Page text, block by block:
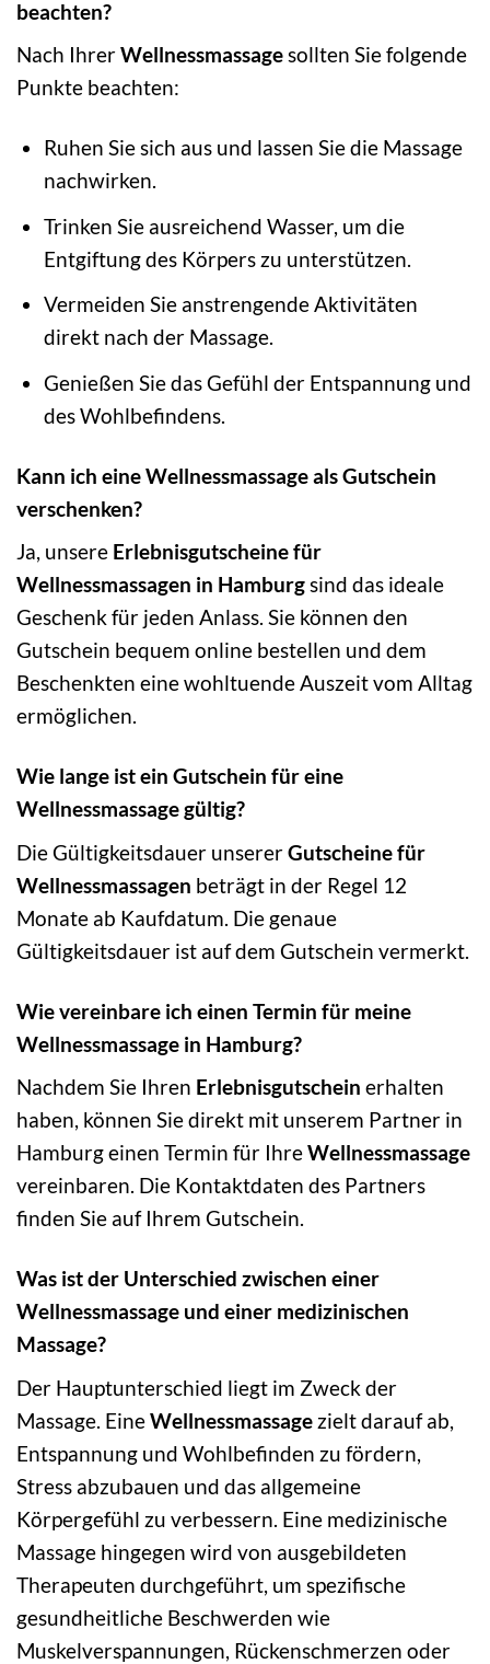
beachten?
Nach IhrerWellnessmassagesollten Sie folgende
Punkte beachten:
Ruhen Sie sich aus und lassen Sie die Massage
nachwirken.
Trinken Sie ausreichend Wasser, um die
Entgiftung des Körpers zu unterstützen.
Vermeiden Sie anstrengende Aktivitäten
direkt nach der Massage.
Genießen Sie das Gefühl der Entspannung und
des Wohlbefindens.
Kann ich eine Wellnessmassage als Gutschein
verschenken?
Ja, unsere Erlebnisgutscheine für
Wellnessmassagen in Hamburgsind das ideale
Geschenk für jeden Anlass. Sie können den
Gutschein bequem online bestellen und dem
Beschenkten eine wohltuende Auszeit vom Alltag
ermöglichen.
Wie lange ist ein Gutschein für eine
Wellnessmassage gültig?
Die Gültigkeitsdauer unsererGutscheine für
Wellnessmassagen beträgt in der Regel 12
Monate ab Kaufdatum. Die genaue
Gültigkeitsdauer ist auf dem Gutschein vermerkt.
Wie vereinbare ich einen Termin für meine
Wellnessmassage in Hamburg?
Nachdem Sie Ihren Erlebnisgutschein erhalten
haben, können Sie direkt mit unserem Partner in
Hamburg einen Termin für IhreWellnessmassage
vereinbaren. Die Kontaktdaten des Partners
finden Sie auf Ihrem Gutschein.
Was ist der Unterschied zwischen einer
Wellnessmassage und einer medizinischen
Massage?
Der Hauptunterschied liegt im Zweck der
Massage. EineWellnessmassage zielt darauf ab,
Entspannung und Wohlbefinden zu fördern,
Stress abzubauen und das allgemeine
Körpergefühl zu verbessern. Eine medizinische
Massage hingegen wird von ausgebildeten
Therapeuten durchgeführt, um spezifische
gesundheitliche Beschwerden wie
Muskelverspannungen, Rückenschmerzen oder